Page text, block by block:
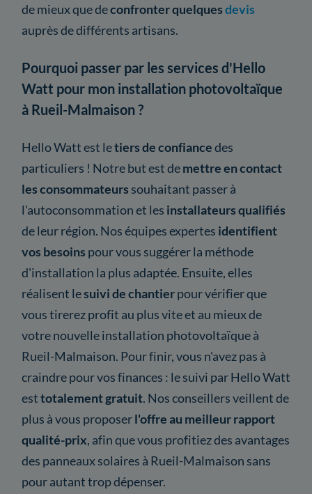
de mieux que deconfronter quelquesdevis
auprès de différents artisans.
Pourquoi passer par les services d'Hello
Watt pour mon installation photovoltaïque
à Rueil-Malmaison ?
Hello Watt est letiers de confiancedes
particuliers ! Notre but est demettre en contact
les consommateurs souhaitant passer à
l'autoconsommation et les installateurs qualifiés
de leur région. Nos équipes expertes identifient
vos besoins pour vous suggérer la méthode
d'installation la plus adaptée. Ensuite, elles
réalisent lesuivi de chantierpour vérifier que
vous tirerez profit au plus vite et au mieux de
votre nouvelle installation photovoltaïque à
Rueil-Malmaison. Pour finir, vous n'avez pas à
craindre pour vos finances : le suivi par Hello Watt
esttotalement gratuit. Nos conseillers veillent de
plus à vous proposerl'offre au meilleur rapport
qualité-prix, afin que vous profitiez des avantages
des panneaux solaires à Rueil-Malmaison sans
pour autant trop dépenser.